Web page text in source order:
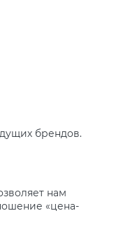
брендов.
нам
«цена-